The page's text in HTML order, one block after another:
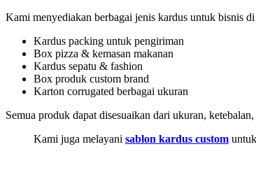
Kami menyediakan berbagai jenis kardus untuk bisnis
Kardus packing untuk pengiriman
Box pizza & kemasan makanan
Kardus sepatu & fashion
Box produk custom brand
Karton corrugated berbagai ukuran
Semua produk dapat disesuaikan dari ukuran,
Kami juga melayani sablon kardus custom